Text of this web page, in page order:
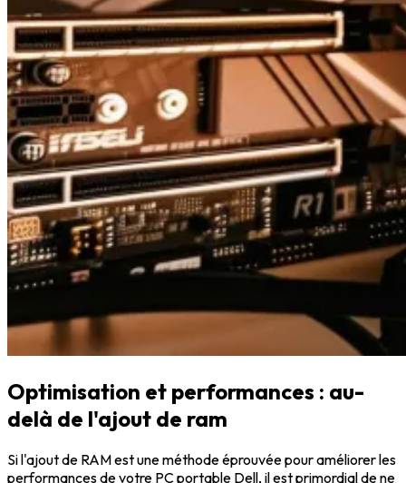
Optimisation et performances : au-
delà de l'ajout de ram
Si l'ajout de RAM est une méthode éprouvée pour améliorer les
performances de votre PC portable Dell, il est primordial de ne